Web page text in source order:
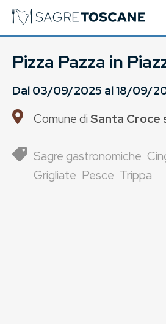
Pizza Pazza in
Dal03/09/2025 al18/09/
Comune diSanta Croce
Sagre gastronomiche
Grigliate Pesce Trippa